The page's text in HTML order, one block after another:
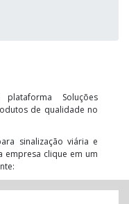
Soluções
de qualidade no
sinalização viária e
empresa clique em um